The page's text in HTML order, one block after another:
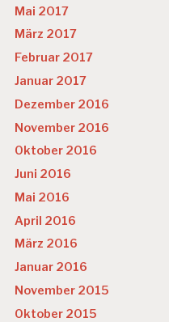
Mai 2017
März 2017
Februar 2017
Januar 2017
Dezember 2016
November 2016
Oktober 2016
Juni 2016
Mai 2016
April 2016
März 2016
Januar 2016
November 2015
Oktober 2015